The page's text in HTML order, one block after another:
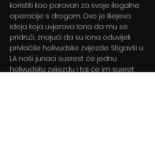
koristiti kao paravan za svoje ilegalne
operacije s drogom. Ovo je Iliejeva
ideja koja uvjerava Iona da mu se
pridruži, znajući da su Iona oduvijek
privlačile holivudske zvijezde. Stigavši u
LA naši junaci susrest će jednu
holivudsku zvijezdu i taj će im susret